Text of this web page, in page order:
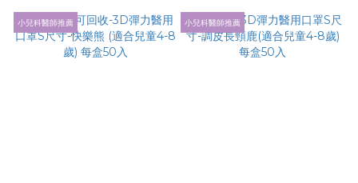
小兒科醫師推薦 小兒科醫師推薦